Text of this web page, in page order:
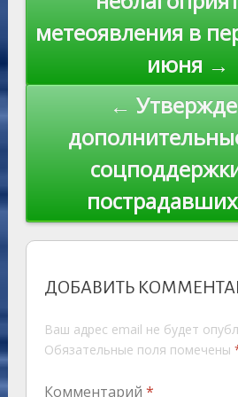
ki
метеоявления в
июня →
←
ДОБАВИТЬ
Ваш адрес email не будет
Обязательные поля помечены
Комментарий *